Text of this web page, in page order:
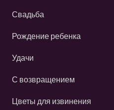
Свадьба
Рождение ребенка
Удачи
С возвращением
Цветы для извинения